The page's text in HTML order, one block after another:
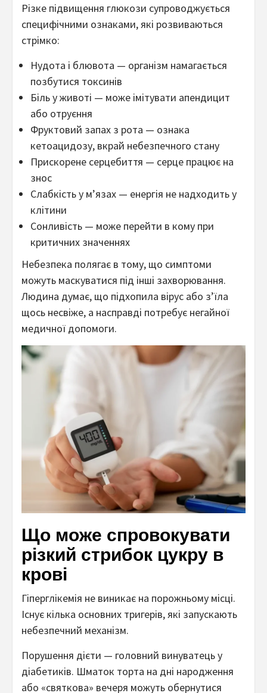
Різке підвищення глюкози супроводжується
специфічними ознаками, які розвиваються
стрімко:
Нудота і блювота — організм намагається
позбутися токсинів
Біль у животі — може імітувати апендицит
або отруєння
Фруктовий запах з рота — ознака
кетоацидозу, вкрай небезпечного стану
Прискорене серцебиття — серце працює на
знос
Слабкість у м’язах — енергія не надходить у
клітини
Сонливість — може перейти в кому при
критичних значеннях
Небезпека полягає в тому, що симптоми
можуть маскуватися під інші захворювання.
Людина думає, що підхопила вірус або з’їла
щось несвіже, а насправді потребує негайної
медичної допомоги.
Що може спровокувати
різкий стрибок цукру в
крові
Гіперглікемія не виникає на порожньому місці.
Існує кілька основних тригерів, які запускають
небезпечний механізм.
Порушення дієти — головний винуватець у
діабетиків. Шматок торта на дні народження
або «святкова» вечеря можуть обернутися